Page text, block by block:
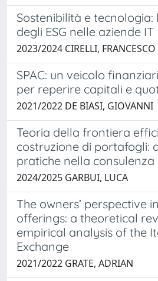
Sostenibilità e
degli ESG nelle aziende IT
2023/2024 CIRELLI, FRANCESCO
SPAC: un veicolo
per reperire capitali e
2021/2022 DE BIASI, GIOVANNI
Teoria della frontiera
costruzione di portafogli:
pratiche nella
2024/2025 GARBUI, LUCA
The owners’ perspective
offerings: a theoretical
empirical analysis of the
Exchange
2021/2022 GRATE, ADRIAN